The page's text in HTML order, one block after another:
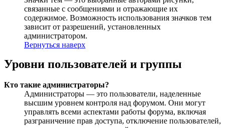
связанные с сообщениями и отражающие их
содержимое. Возможность использования значков тем
зависит от разрешений, установленных
администратором.
Вернуться наверх
Уровни пользователей и группы
Кто такие администраторы?
Администраторы — это пользователи, наделенные
высшим уровнем контроля над форумом. Они могут
управлять всеми аспектами работы форума, включая
разграничение прав доступа, отключение пользователей,